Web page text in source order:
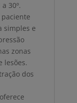
30º.
simples e
zonas
lesões.
dos